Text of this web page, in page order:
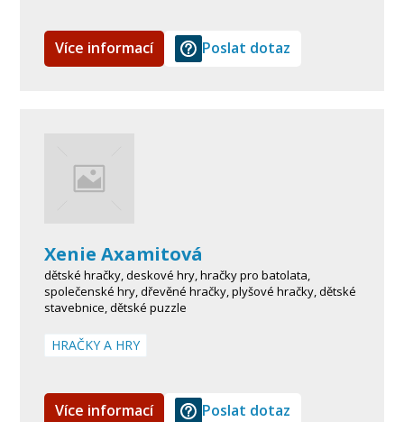
Více informací Poslat dotaz
Xenie Axamitová
dětské hračky, deskové hry, hračky pro batolata,
společenské hry, dřevěné hračky, plyšové hračky, dětské
stavebnice, dětské puzzle
HRAČKY A HRY
Více informací Poslat dotaz